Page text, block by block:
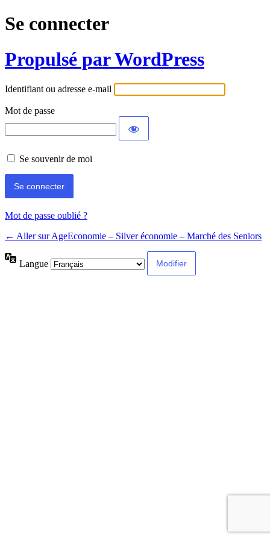
Se connecter
Propulsé par WordPress
Identifiant ou adresse e-mail
Mot de passe
Se souvenir de moi
Mot de passe oublié ?
← Aller sur AgeEconomie – Silver économie – Marché des Seniors
Langue